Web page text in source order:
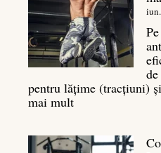
pentru lățime (tracțiuni)
mai mult:
Top